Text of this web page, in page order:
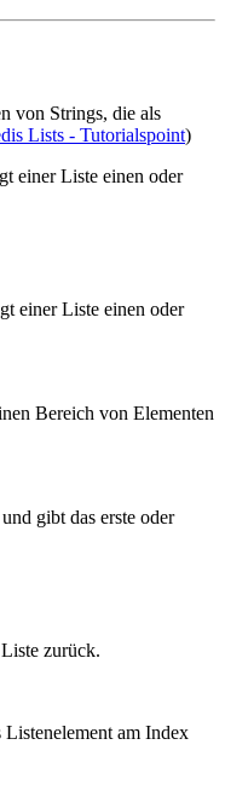
von Strings, die als
Lists - Tutorialspoint)
einer Liste einen oder
einer Liste einen oder
Bereich von Elementen
gibt das erste oder
zurück.
Listenelement am Index